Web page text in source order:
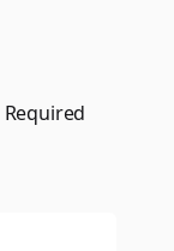
Required